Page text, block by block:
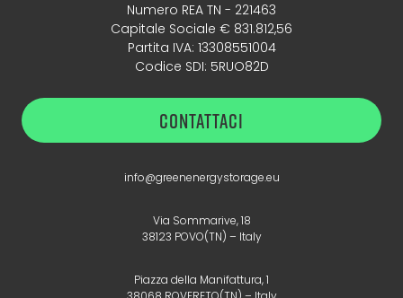
Numero REA TN - 221463
Capitale Sociale € 831.812,56
Partita IVA: 13308551004
Codice SDI: 5RUO82D
CONTATTACI
info@greenenergystorage.eu
Via Sommarive, 18
38123 POVO(TN) – Italy
Piazza della Manifattura, 1